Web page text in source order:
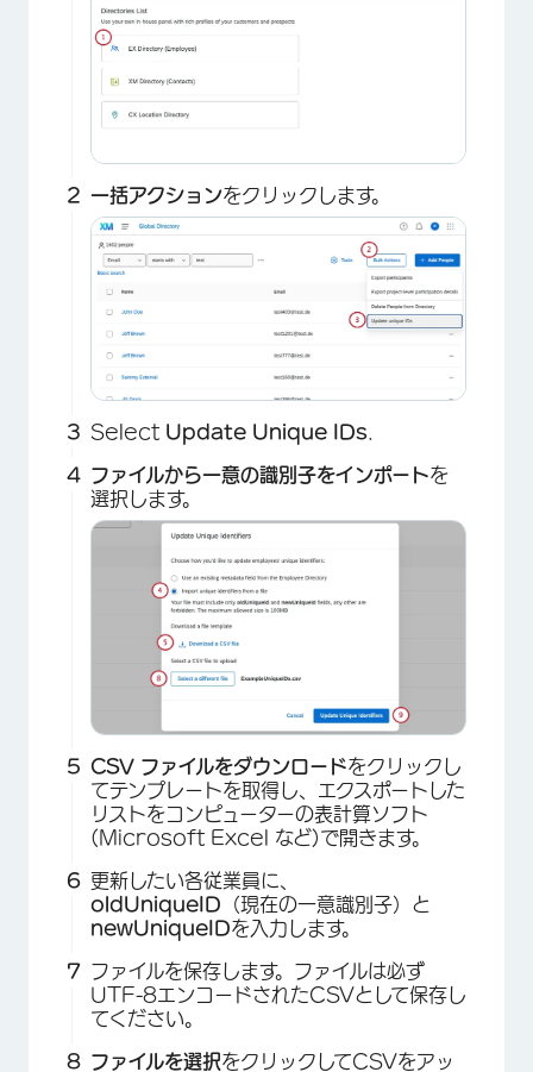
×
一括アクションをクリックします。
Select Update Unique IDs
ファイルから一意の識別子をインポートを
選択します。
CSV ファイルをダウンロードをクリックし
てテンプレートを取得し、エクスポートした
リストをコンピューターの表計算ソフト
(Microsoft Excel など)で開きます。
更新したい各従業員に、
oldUniqueID （現在の一意識別子）と
newUniqueIDを入力します。
ファイルを保存します。ファイルは必ず
UTF-8エンコードされたCSVとして保存し
てください。
ファイルを選択をクリックしてCSVをアッ